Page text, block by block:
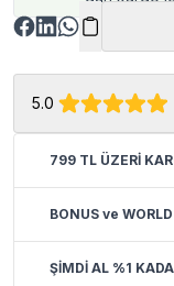
5.0
799 TL ÜZERİ
BONUS ve
ŞİMDİ AL %1